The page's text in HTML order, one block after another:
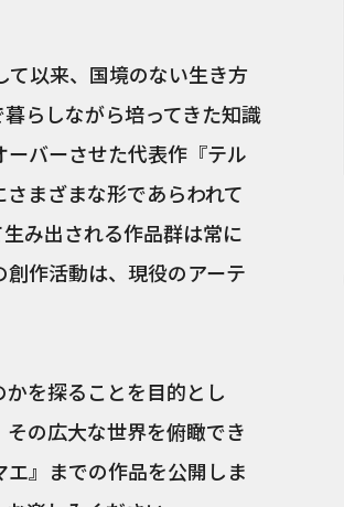
以来、国境のない生き方
らしながら培ってきた知識
バーさせた代表作『テル
まざまな形であらわれて
み出される作品群は常に
作活動は、現役のアーテ
を探ることを目的とし
の広大な世界を俯瞰でき
』までの作品を公開しま